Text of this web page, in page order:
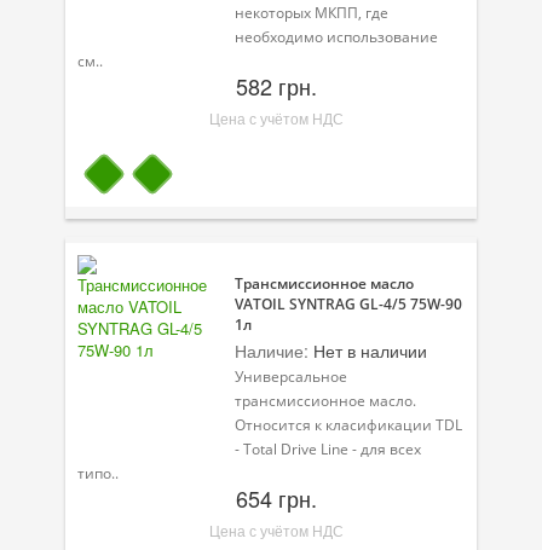
Велосипедная программа
Моторное масло для мотоцикла
Оружейное масло
Технологические жидкости
Зимняя программа
некоторых МКПП, где
необходимо использование
см..
582 грн.
Цена с учётом НДС
Трансмиссионное масло
VATOIL SYNTRAG GL-4/5 75W-90
1л
Наличие: Нет в наличии
Универсальное
трансмиссионное масло.
Относится к класификации TDL
- Total Drive Line - для всех
типо..
654 грн.
Цена с учётом НДС